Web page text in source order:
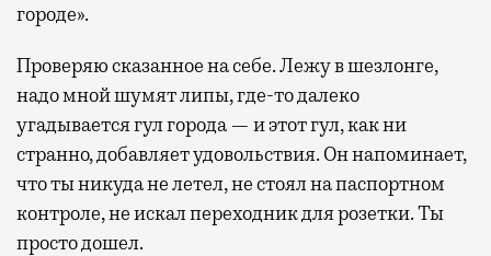
городе».
Проверяю сказанное на себе. Лежу в шезлонге,
надо мной шумят липы, где-то далеко
угадывается гул города — и этот гул, как ни
странно, добавляет удовольствия. Он напоминает,
что ты никуда не летел, не стоял на паспортном
контроле, не искал переходник для розетки. Ты
просто дошел.